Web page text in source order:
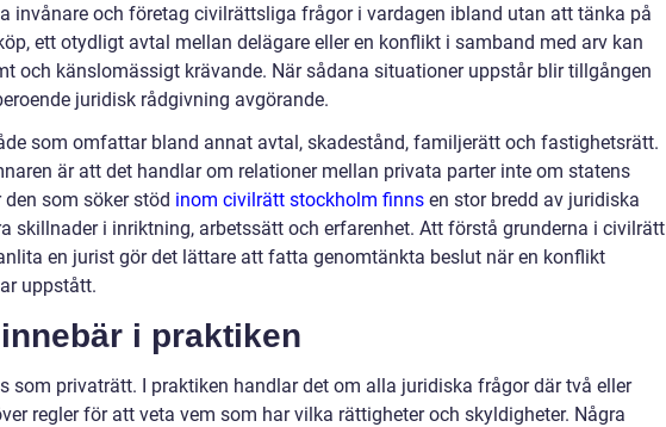
invånare och företag civilrättsliga frågor i vardagen ibland utan att tänka på
ett otydligt avtal mellan delägare eller en konflikt i samband med arv kan
och känslomässigt krävande. När sådana situationer uppstår blir tillgången
juridisk rådgivning avgörande.
som omfattar bland annat avtal, skadestånd, familjerätt och fastighetsrätt.
är att det handlar om relationer mellan privata parter inte om statens
som söker stöd inom civilrätt stockholm finns en stor bredd av juridiska
skillnader i inriktning, arbetssätt och erfarenhet. Att förstå grunderna i civilrätt
en jurist gör det lättare att fatta genomtänkta beslut när en konflikt
uppstått.
i praktiken
som privaträtt. I praktiken handlar det om alla juridiska frågor där två eller
regler för att veta vem som har vilka rättigheter och skyldigheter. Några